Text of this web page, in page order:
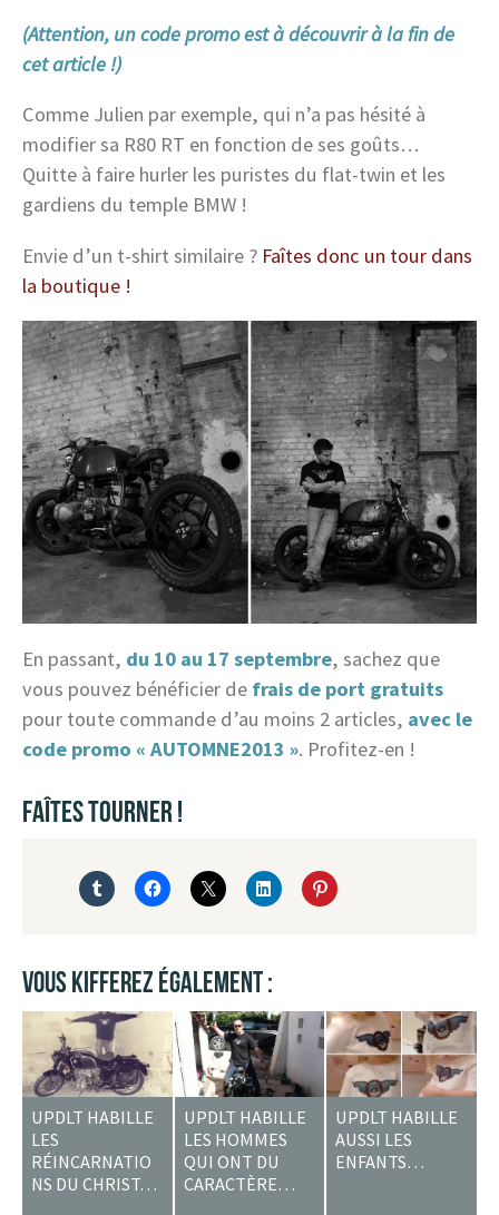
(Attention, un code promo est à découvrir à la fin de
cet article !)
Comme Julien par exemple, qui n’a pas hésité à
modifier sa R80 RT en fonction de ses goûts…
Quitte à faire hurler les puristes du flat-twin et les
gardiens du temple BMW !
Envie d’un t-shirt similaire ? Faîtes donc un tour dans
la boutique !
En passant, du 10 au 17 septembre, sachez que
vous pouvez bénéficier de frais de port gratuits
pour toute commande d’au moins 2 articles, avec le
code promo « AUTOMNE2013 ». Profitez-en !
FAÎTES TOURNER !
VOUS KIFFEREZ ÉGALEMENT :
UPDLT HABILLE
LES
RÉINCARNATIO
NS DU CHRIST…
UPDLT HABILLE
LES HOMMES
QUI ONT DU
CARACTÈRE…
UPDLT HABILLE
AUSSI LES
ENFANTS…